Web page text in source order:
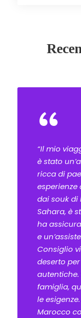
“
“Il mio
è stato
ricca di
esperienze
dai souk di
Sahara, è
ha
e
Consiglio
deserto
famiglia,
le
Marocco